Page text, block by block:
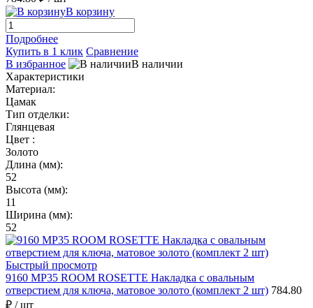
В корзину
Подробнее
Купить в 1 клик Сравнение
В избранное
В наличии
Характеристики
Материал:
Цамак
Тип отделки:
Глянцевая
Цвет :
Золото
Длина (мм):
52
Высота (мм):
11
Ширина (мм):
52
Быстрый просмотр
9160 MP35 ROOM ROSETTE Накладка с овальным
отверстием для ключа, матовое золото (комплект 2 шт) 784.80
₽ / шт